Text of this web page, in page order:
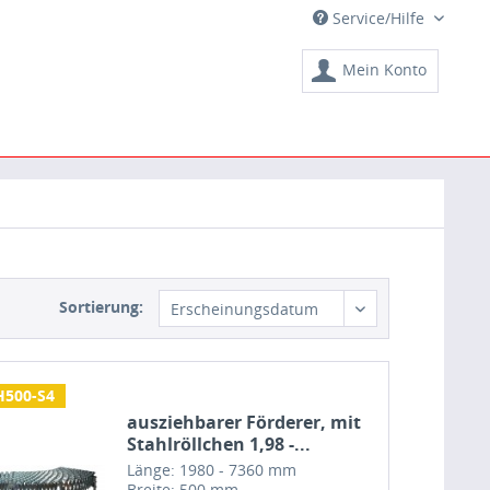
Service/Hilfe
Mein Konto
Sortierung: Erscheinungsdatum
S4
ausziehbarer Förderer, mit
Stahlröllchen 1,98 -...
Länge: 1980 - 7360 mm